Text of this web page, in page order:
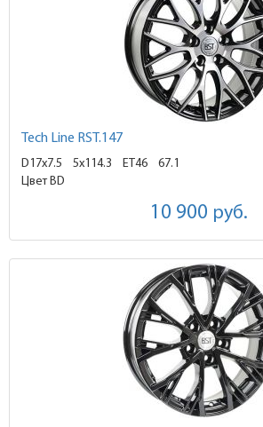
Tech Line RST.147
D17x7.5 5x114.3 ET46
67.1
Цвет BD
10 900 руб.